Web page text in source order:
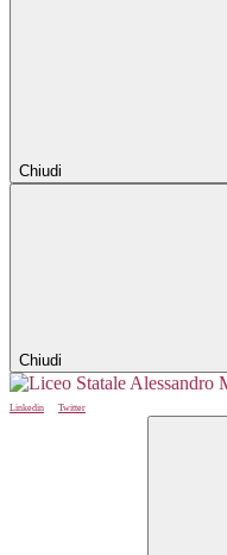
Chiudi
Chiudi
Linkedin
Twitter